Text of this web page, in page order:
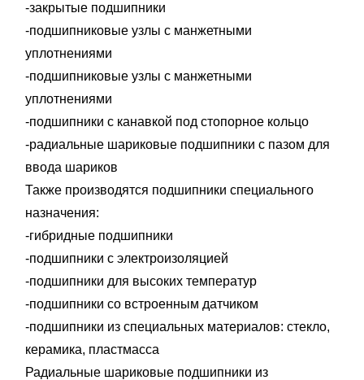
-закрытые подшипники
-подшипниковые узлы с манжетными
уплотнениями
-подшипниковые узлы с манжетными
уплотнениями
-подшипники с канавкой под стопорное кольцо
-радиальные шариковые подшипники с пазом для
ввода шариков
Также производятся подшипники специального
назначения:
-гибридные подшипники
-подшипники с электроизоляцией
-подшипники для высоких температур
-подшипники сo встроенным датчиком
-подшипники из специальных материалов: стекло,
керамика, пластмасса
Радиальные шариковые подшипники из